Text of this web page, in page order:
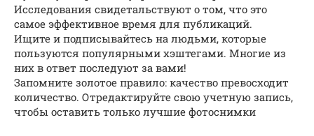
Исследования свидетальствуют о том, что это
самое эффективное время для публикаций.
Ищите и подписывайтесь на людьми, которые
пользуются популярными хэштегами. Многие из
них в ответ последуют за вами!
Запомните золотое правило: качество превосходит
количество. Отредактируйте свою учетную запись,
чтобы оставить только лучшие фотоснимки